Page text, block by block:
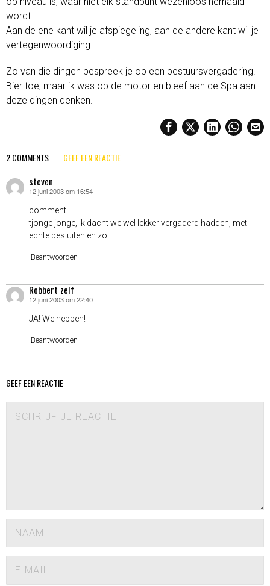
wordt.
Aan de ene kant wil je afspiegeling, aan de andere kant wil je
vertegenwoordiging.
Zo van die dingen bespreek je op een bestuursvergadering.
Bier toe, maar ik was op de motor en bleef aan de Spa aan
deze dingen denken.
2 COMMENTS GEEF EEN REACTIE
steven
schreef:
12 juni 2003 om 16:54
comment
tjonge jonge, ik dacht we wel lekker vergaderd hadden, met
echte besluiten en zo…
Beantwoorden
Robbert zelf
schreef:
12 juni 2003 om 22:40
JA! We hebben!
Beantwoorden
GEEF EEN REACTIE